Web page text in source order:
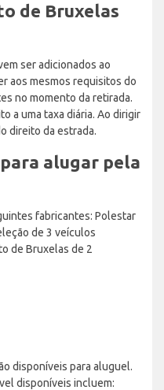
de Bruxelas
ser adicionados ao
aos mesmos requisitos do
no momento da retirada.
a uma taxa diária. Ao dirigir
direito da estrada.
alugar pela
fabricantes: Polestar
de 3 veículos
de Bruxelas de 2
disponíveis para aluguel.
disponíveis incluem: